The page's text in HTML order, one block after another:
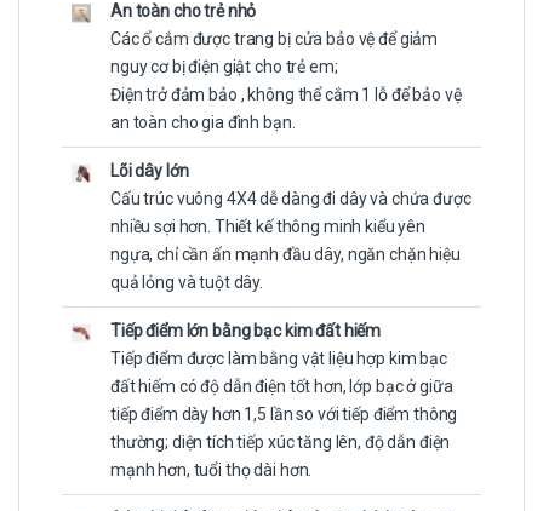
An toàn cho trẻ nhỏ
Các ổ cắm được trang bị cửa bảo vệ để giảm
nguy cơ bị điện giật cho trẻ em;
Điện trở đảm bảo , không thể cắm 1 lỗ để bảo vệ
an toàn cho gia đình bạn.
Lõi dây lớn
Cấu trúc vuông 4X4 dễ dàng đi dây và chứa được
nhiều sợi hơn. Thiết kế thông minh kiểu yên
ngựa, chỉ cần ấn mạnh đầu dây, ngăn chặn hiệu
quả lỏng và tuột dây.
Tiếp điểm lớn bằng bạc kim đất hiếm
Tiếp điểm được làm bằng vật liệu hợp kim bạc
đất hiếm có độ dẫn điện tốt hơn, lớp bạc ở giữa
tiếp điểm dày hơn 1,5 lần so với tiếp điểm thông
thường; diện tích tiếp xúc tăng lên, độ dẫn điện
mạnh hơn, tuổi thọ dài hơn.